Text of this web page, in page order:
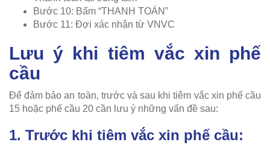
Bước 10: Bấm “THANH TOÁN”
Bước 11: Đợi xác nhận từ VNVC
Lưu ý khi tiêm vắc xin phế
cầu
Để đảm bảo an toàn, trước và sau khi tiêm vắc xin phế cầu
15 hoặc phế cầu 20 cần lưu ý những vấn đề sau:
1. Trước khi tiêm vắc xin phế cầu: